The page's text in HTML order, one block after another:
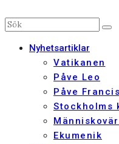
Nyhetsartiklar
Vatikanen
Påve Leo
Påve
Stockholms
Ekumenik